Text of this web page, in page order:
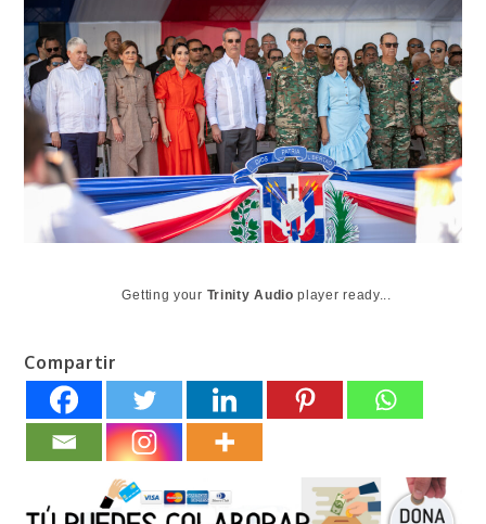
Getting your Trinity Audio player ready...
Compartir